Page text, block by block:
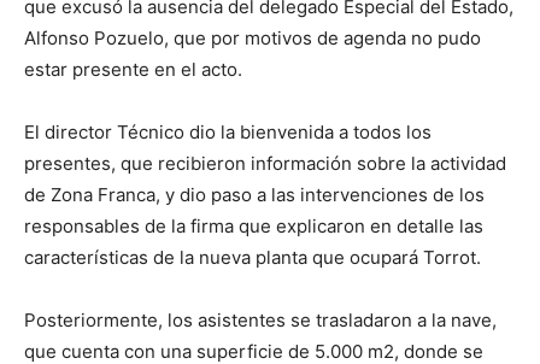
que excusó la ausencia del delegado Especial del Estado,
Alfonso Pozuelo, que por motivos de agenda no pudo
estar presente en el acto.
El director Técnico dio la bienvenida a todos los
presentes, que recibieron información sobre la actividad
de Zona Franca, y dio paso a las intervenciones de los
responsables de la firma que explicaron en detalle las
características de la nueva planta que ocupará Torrot.
Posteriormente, los asistentes se trasladaron a la nave,
que cuenta con una superficie de 5.000 m2, donde se